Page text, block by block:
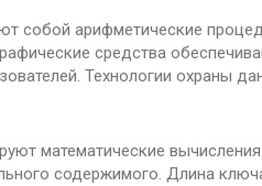
собой арифметические
средства
Технологии охраны
математические
содержимого. Длина